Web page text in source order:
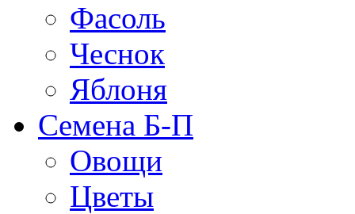
Фасоль
Чеснок
Яблоня
Семена Б-П
Овощи
Цветы